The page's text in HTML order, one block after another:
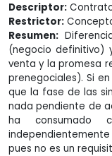
Descriptor:
Restrictor:
Resumen:
(negocio definitivo)
venta y la promesa
prenegociales). Si
que la fase de las
nada pendiente de
ha consumado
pues no es un